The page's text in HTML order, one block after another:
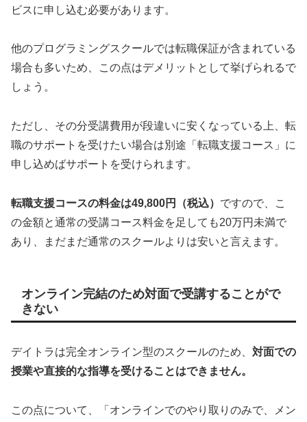
ビスに申し込む必要があります。
他のプログラミングスクールでは転職保証が含まれている
場合も多いため、この点はデメリットとして挙げられるで
しょう。
ただし、その分受講費用が段違いに安くなっている上、転
職のサポートを受けたい場合は別途「転職支援コース」に
申し込めばサポートを受けられます。
転職支援コースの料金は49,800円（税込） ですので、こ
の金額と通常の受講コース料金を足しても20万円未満で
あり、まだまだ通常のスクールよりは安いと言えます。
オンライン完結のため対面で受講することがで
きない
デイトラは完全オンライン型のスクールのため、 対面での
授業や直接的な指導を受けることはできません。
この点について、「オンラインでのやり取りのみで、メン